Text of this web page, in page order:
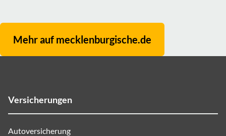
Mehr auf mecklenburgische.de
Versicherungen
Autoversicherung